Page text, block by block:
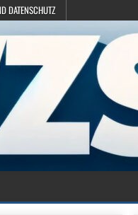
DATENSCHUTZ